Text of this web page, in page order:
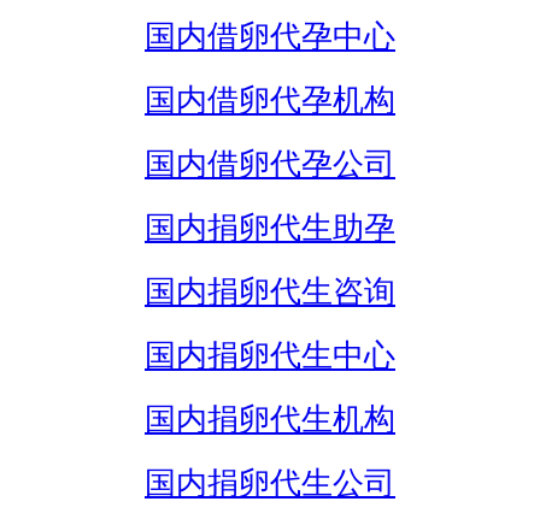
国内借卵代孕中心
国内借卵代孕机构
国内借卵代孕公司
国内捐卵代生助孕
国内捐卵代生咨询
国内捐卵代生中心
国内捐卵代生机构
国内捐卵代生公司